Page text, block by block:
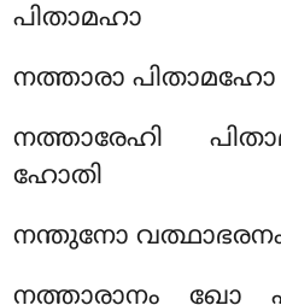
പിതാമഹാ
നത്താരാ
നത്താരേഹി
ഹോതി
നന്തുനോ
നത്താരാനം ഖോ